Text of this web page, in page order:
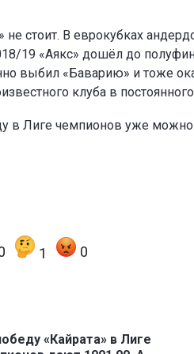
не стоит. В еврокубках
19 «Аякс» дошёл до
выбил «Баварию» и тоже
клуба в
в Лиге чемпионов уже
1 0
«Кайрата» в Лиге